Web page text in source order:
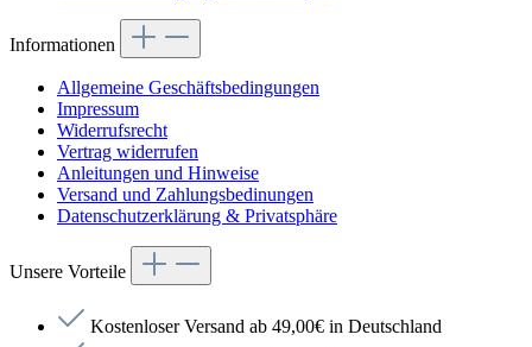
Informationen
Allgemeine Geschäftsbedingungen
Impressum
Widerrufsrecht
Vertrag widerrufen
Anleitungen und Hinweise
Versand und Zahlungsbedinungen
Datenschutzerklärung & Privatsphäre
Unsere Vorteile
Kostenloser Versand ab 49,00€ in Deutschland